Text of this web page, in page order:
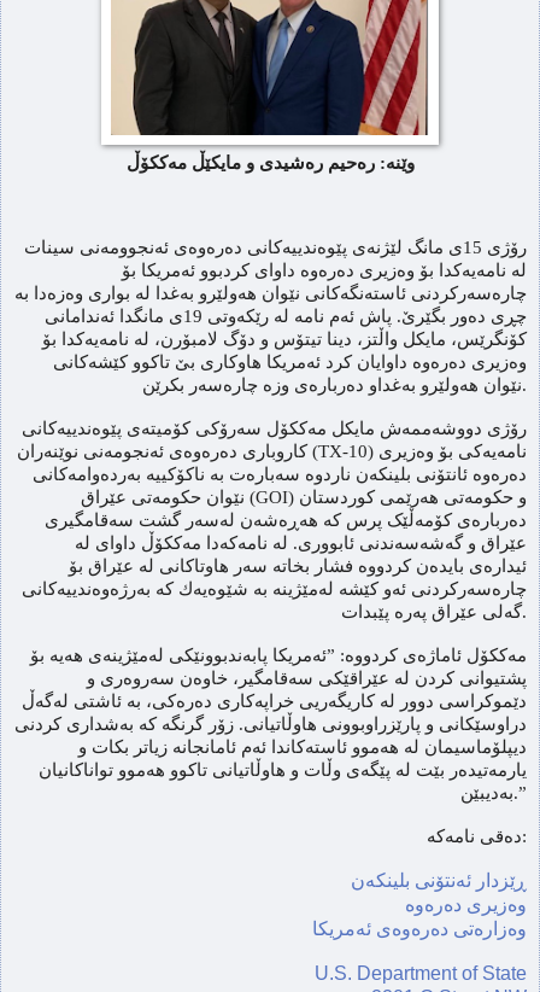
وێنە: رەحیم رەشیدی و مایکێڵ مەککۆڵ
رۆژی 15ی مانگ لێژنەی پێوەندییەکانی دەرەوەی ئەنجوومەنی سینات
لە نامەیەکدا بۆ وەزیری دەرەوە داوای کردبوو ئەمریکا بۆ
چارەسەرکردنی ئاستەنگەکانی نێوان هەولێرو بەغدا لە بواری وەزەدا بە
چڕی دەور بگێرێ. پاش ئەم نامە لە رێکەوتی 19ی مانگدا ئه‌ندامانی
كۆنگرێس، مایکل واڵتز، دینا تیتۆس و دۆگ لامبۆرن، لە نامەیەکدا بۆ
وەزیری دەرەوە داوایان کرد ئەمریکا هاوکاری بێ تاکوو کێشەکانی
نێوان هەولێرو بەغداو دەربارەی وزە چارەسەر بکرێن.
رۆژی دووشەممەش مایکل مەککۆل سەرۆکی کۆمیتەی پێوەندییەکانی
کاروباری دەرەوەی ئەنجومەنی نوێنەران (TX-10) نامەیەکی بۆ وەزیری
دەرەوە ئانتۆنی بلینکەن ناردوە سەبارەت بە ناکۆکییە بەردەوامەکانی
نێوان حکومەتی عێراق (GOI) و حکومەتی هەرێمی کوردستان
دەربارەی کۆمەڵێک پرس کە هەڕەشەن لەسەر گشت سەقامگیری
عێراق و گەشەسەندنی ئابووری. له‌ نامه‌كه‌دا مه‌ككۆڵ داوای له‌
ئیدارەی بایدەن‌ كردووه‌‌ فشار بخاته‌ سه‌ر هاوتاكانی له‌ عێراق بۆ
چاره‌سه‌ركردنی ئه‌و كێشه‌ له‌مێژینه‌ به‌ شێوه‌یه‌ك كه‌ به‌رژه‌وه‌ندییه‌كانی
گه‌لی عێراق پەرە پێبدات.
مەککۆل ئاماژەی کردووە: ”ئەمریکا پابەندبوونێکی لەمێژینەی هەیە بۆ
پشتیوانی کردن لە عێراقێکی سەقامگیر، خاوەن سەروەری و
دێموکراسی دوور لە کاریگەریی خراپەکاری دەرەکی، بە ئاشتی لەگەڵ
دراوسێکانی و پارێزراوبوونی هاوڵاتیانی. زۆر گرنگە کە بەشداری کردنی
دیپلۆماسیمان لە هەموو ئاستەکاندا ئەم ئامانجانە زیاتر بکات و
یارمەتیدەر بێت لە پێگەی وڵات و هاوڵاتیانی تاکوو هەموو تواناکانیان
بەدیبێن.”
دەقی نامەکە:
ڕێزدار ئەنتۆنی بلینکەن
وەزیری دەرەوە
وەزارەتی دەرەوەی ئەمریکا
U.S. Department of State